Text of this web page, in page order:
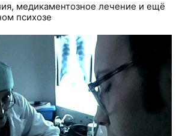
медикаментозное лечение и ещё
психозе